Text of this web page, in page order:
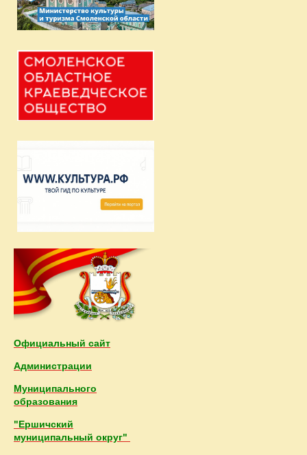
Официальный сайт
Администрации
Муниципального
образования
"Ершичский
муниципальный округ"